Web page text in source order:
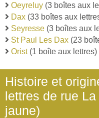
Oeyreluy (3 boîtes aux
Dax (33 boîtes aux
Seyresse (3 boîtes aux
St Paul Les Dax (23
Orist(1 boîte aux lettres)
Histoire et
lettres de rue
jaune)